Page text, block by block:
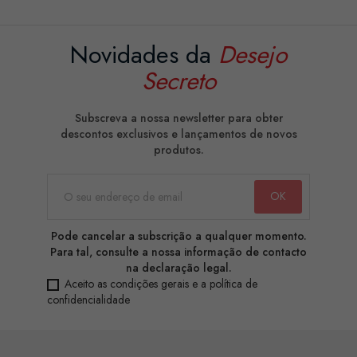
Novidades da Desejo
Secreto
Subscreva a nossa newsletter para obter
descontos exclusivos e lançamentos de novos
produtos.
Pode cancelar a subscrição a qualquer momento.
Para tal, consulte a nossa informação de contacto
na declaração legal.
Aceito as condições gerais e a política de
confidencialidade